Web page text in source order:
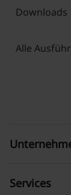
Downloads
Alle
Services